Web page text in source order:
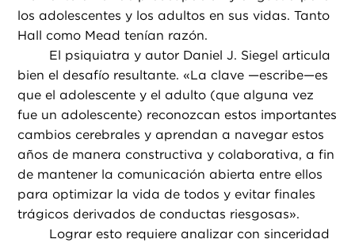
los adolescentes y los adultos en sus vidas. Tanto
Hall como Mead tenían razón.
El psiquiatra y autor Daniel J. Siegel articula
bien el desafío resultante. «La clave —escribe—es
que el adolescente y el adulto (que alguna vez
fue un adolescente) reconozcan estos importantes
cambios cerebrales y aprendan a navegar estos
años de manera constructiva y colaborativa, a fin
de mantener la comunicación abierta entre ellos
para optimizar la vida de todos y evitar finales
trágicos derivados de conductas riesgosas».
Lograr esto requiere analizar con sinceridad